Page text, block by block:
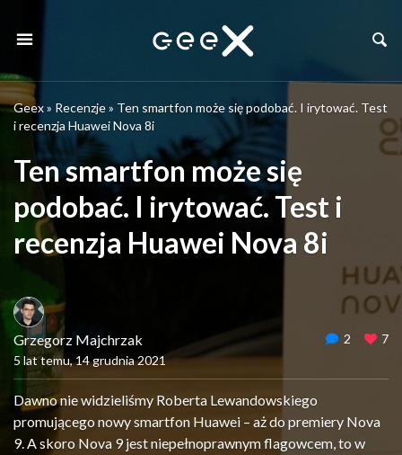
Geex» Recenzje» Ten smartfon może się podobać. I irytować. Test
i recenzja Huawei Nova 8i
Ten smartfon może się
podobać. I irytować. Test i
recenzja Huawei Nova 8i
Grzegorz Majchrzak
5 lat temu, 14 grudnia 2021
2 7
Dawno nie widzieliśmy Roberta Lewandowskiego
promującego nowy smartfon Huawei – aż do premiery Nova
9. A skoro Nova 9 jest niepełnoprawnym flagowcem, to w